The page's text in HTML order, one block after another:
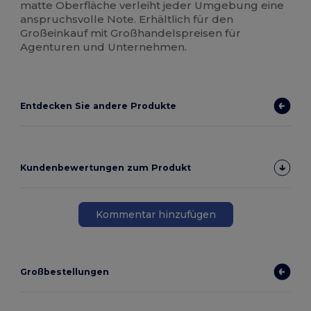
matte Oberfläche verleiht jeder Umgebung eine
anspruchsvolle Note. Erhältlich für den
Großeinkauf mit Großhandelspreisen für
Agenturen und Unternehmen.
Entdecken Sie andere Produkte
Kundenbewertungen zum Produkt
Kommentar hinzufügen
Großbestellungen